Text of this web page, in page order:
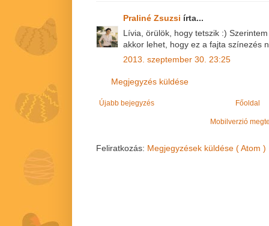
Praliné Zsuzsi írta...
Lívia, örülök, hogy tetszik :)
akkor lehet, hogy ez a fajta színezés
2013. szeptember 30. 23:25
Megjegyzés küldése
Újabb bejegyzés Főoldal
Mobilverzió
Feliratkozás: Megjegyzések küldése ( Atom )